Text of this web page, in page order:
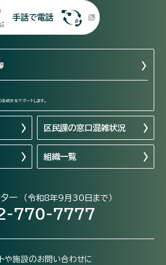
手話で電話
続きをサポートします。
区民課の窓口混雑状況
組織一覧
ー （令和8年9月30日まで）
770-7777
や施設のお問い合わせに